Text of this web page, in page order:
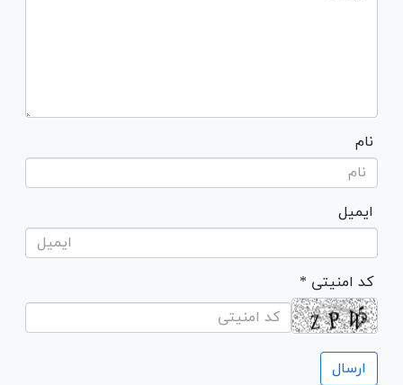
نام
ایمیل
* کد امنیتی